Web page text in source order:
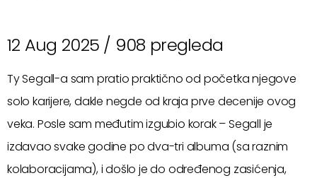
12 Aug 2025 / 908 pregleda
Ty Segall-a sam pratio praktično od početka njegove
solo karijere, dakle negde od kraja prve decenije ovog
veka. Posle sam međutim izgubio korak – Segall je
izdavao svake godine po dva-tri albuma (sa raznim
kolaboracijama), i došlo je do određenog zasićenja,